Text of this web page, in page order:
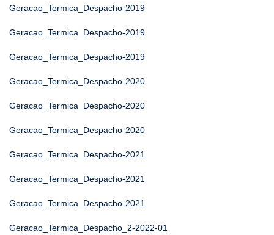
Geracao_Termica_Despacho-2019
Geracao_Termica_Despacho-2019
Geracao_Termica_Despacho-2019
Geracao_Termica_Despacho-2020
Geracao_Termica_Despacho-2020
Geracao_Termica_Despacho-2020
Geracao_Termica_Despacho-2021
Geracao_Termica_Despacho-2021
Geracao_Termica_Despacho-2021
Geracao_Termica_Despacho_2-2022-01